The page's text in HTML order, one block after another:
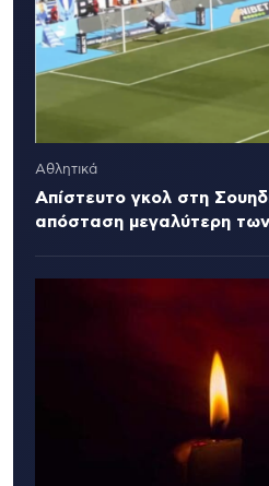
Αθλητικά
Απίστευτο γκολ στη
απόσταση μεγαλύτερη